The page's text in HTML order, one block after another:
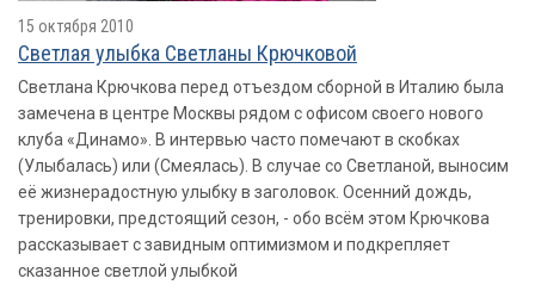
15 октября 2010
Светлая улыбка Светланы Крючковой
Светлана Крючкова перед отъездом сборной в Италию была
замечена в центре Москвы рядом с офисом своего нового
клуба «Динамо». В интервью часто помечают в скобках
(Улыбалась) или (Смеялась). В случае со Светланой, выносим
её жизнерадостную улыбку в заголовок. Осенний дождь,
тренировки, предстоящий сезон, - обо всём этом Крючкова
рассказывает с завидным оптимизмом и подкрепляет
сказанное светлой улыбкой